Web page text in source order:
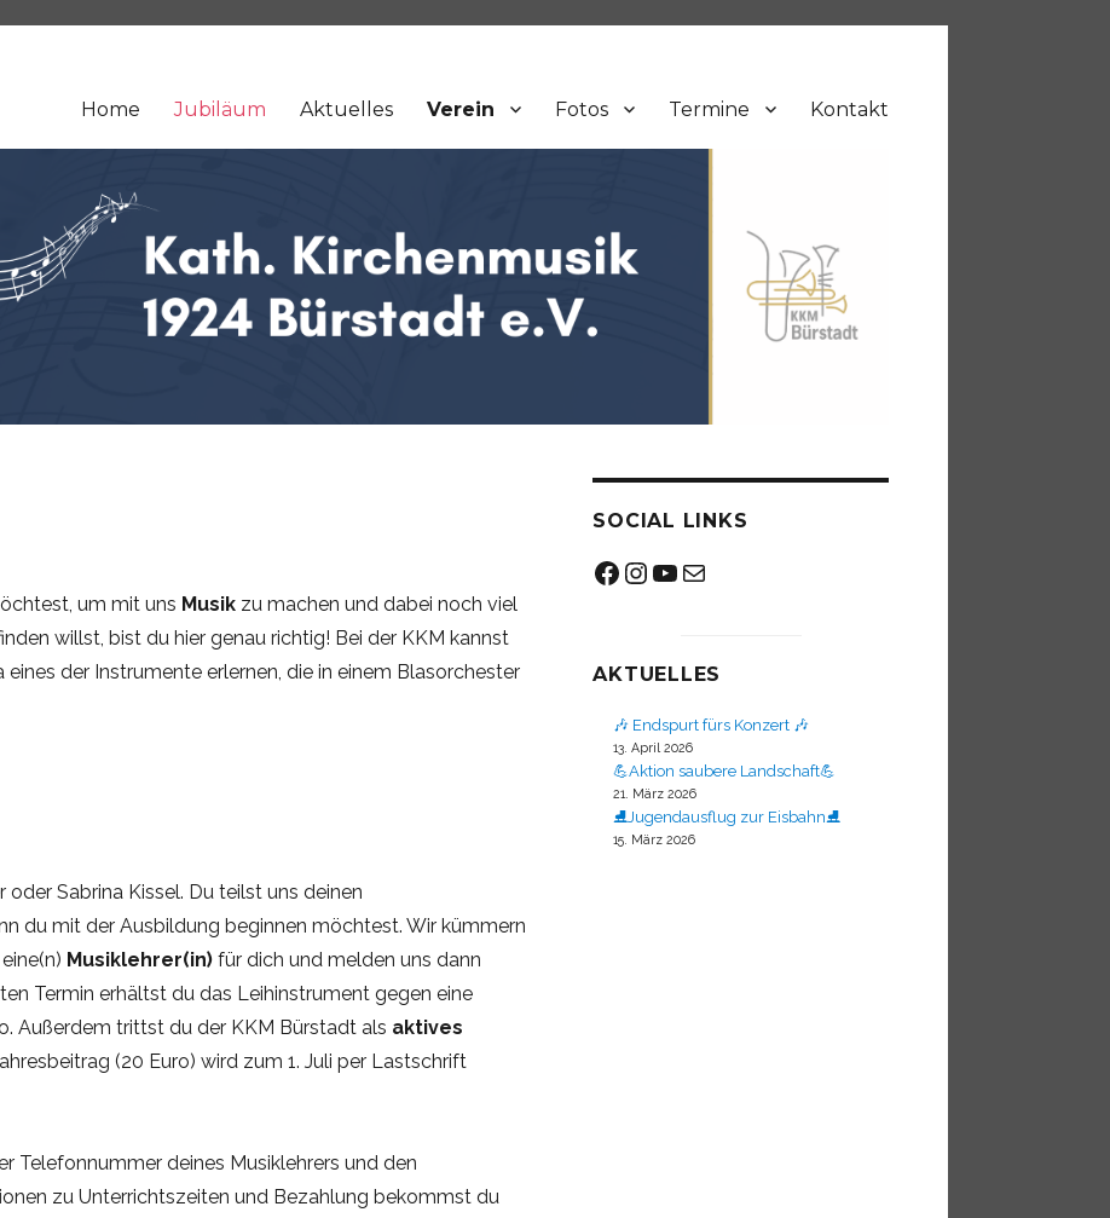
Home Jubiläum Aktuelles Verein Fotos Termine Kontakt
um mit uns Musik zu machen und dabei noch viel
willst, bist du hier genau richtig! Bei der KKM kannst
der Instrumente erlernen, die in einem Blasorchester
Sabrina Kissel. Du teilst uns deinen
du mit der Ausbildung beginnen möchtest. Wir kümmern
Musiklehrer(in) für dich und melden uns dann
Termin erhältst du das Leihinstrument gegen eine
Außerdem trittst du der KKM Bürstadt als aktives
(20 Euro) wird zum 1. Juli per Lastschrift
Telefonnummer deines Musiklehrers und den
zu Unterrichtszeiten und Bezahlung bekommst du
SOCIAL LINKS
Facebook
Instagram
YouTube
Mail
AKTUELLES
🎶 Endspurt fürs Konzert 🎶
13. April 2026
💪Aktion saubere Landschaft💪
21. März 2026
⛸️Jugendausflug zur Eisbahn⛸️
15. März 2026